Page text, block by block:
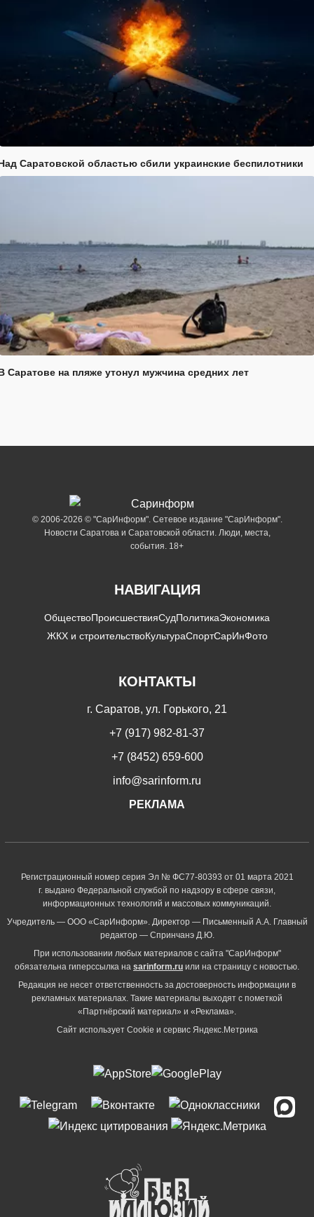
Саратовской областью сбили украинские беспилотники
Саратове на пляже утонул мужчина средних лет
© 2006-2026 © "СарИнформ". Сетевое издание "СарИнформ".
Новости Саратова и Саратовской области. Люди, места,
события. 18+
НАВИГАЦИЯ
ОбществоПроисшествияСудПолитикаЭкономика
ЖКХ и строительствоКультураСпортСарИнФото
КОНТАКТЫ
г. Саратов, ул. Горького, 21
+7 (917) 982-81-37
+7 (8452) 659-600
info@sarinform.ru
РЕКЛАМА
Регистрационный номер серия Эл № ФС77-80393 от 01 марта 2021
г. выдано Федеральной службой по надзору в сфере связи,
информационных технологий и массовых коммуникаций.
Учредитель — ООО «СарИнформ». Директор — Письменный А.А. Главный
редактор — Спринчанэ Д.Ю.
При использовании любых материалов с сайта "СарИнформ"
обязательна гиперссылка на sarinform.ru или на страницу с новостью.
Редакция не несет ответственность за достоверность информации в
рекламных материалах. Такие материалы выходят с пометкой
«Партнёрский материал» и «Реклама».
Сайт использует Cookie и сервиc Яндекс.Метрика